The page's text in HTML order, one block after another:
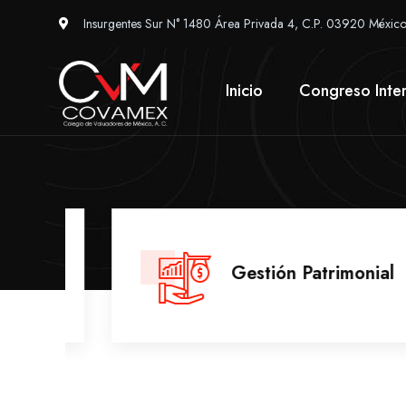
Insurgentes Sur N° 1480 Área Privada 4, C.P. 03920
Inicio Congreso
Gestión Patrimonial